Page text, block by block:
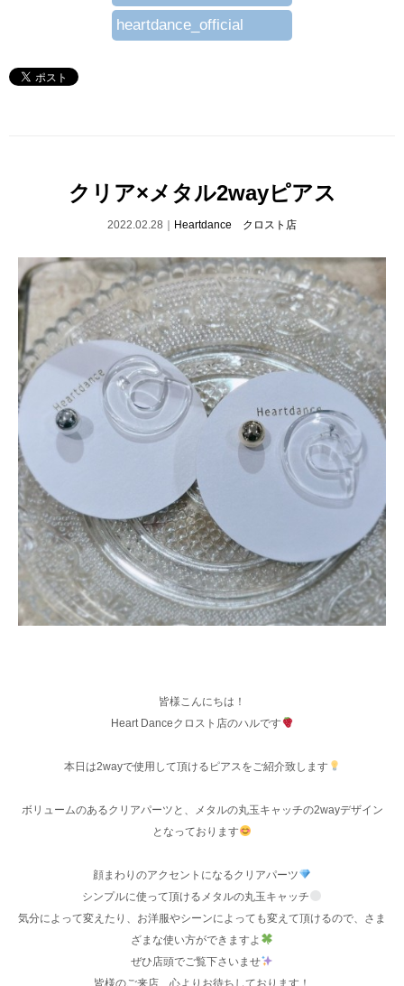
heartdance_official
クリア×メタル2wayピアス
2022.02.28｜ Heartdance クロスト店
皆様こんにちは‪！
Heart Danceクロスト店のハルです
本日は2wayで使用して頂けるピアスをご紹介致します
ボリュームのあるクリアパーツと、メタルの丸玉キャッチの2wayデザイン
となっております
顔まわりのアクセントになるクリアパーツ
シンプルに使って頂けるメタルの丸玉キャッチ
気分によって変えたり、お洋服やシーンによっても変えて頂けるので、さま
ざまな使い方ができますよ
ぜひ店頭でご覧下さいませ
皆様のご来店、心よりお待ちしております！